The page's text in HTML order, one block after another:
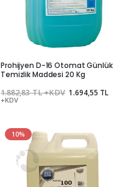
Prohijyen D-16 Otomat Günlük
Temizlik Maddesi 20 Kg
1.882,83 TL +KDV 1.694,55 TL
+KDV
10%